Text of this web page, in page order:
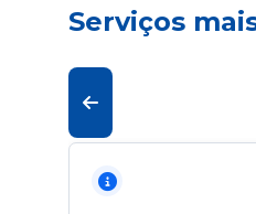
Serviços